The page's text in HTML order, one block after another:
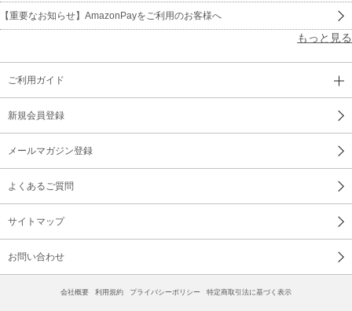
【重要なお知らせ】AmazonPayをご利用のお客様へ
もっと見る
ご利用ガイド
新規会員登録
メールマガジン登録
よくあるご質問
サイトマップ
お問い合わせ
会社概要 利用規約 プライバシーポリシー 特定商取引法に基づく表示